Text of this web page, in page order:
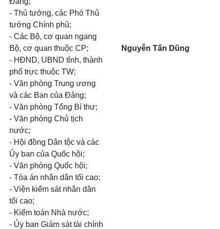
- Thủ tướng, các Phó Thủ
tướng Chính phủ;
- Các Bộ, cơ quan ngang
Bộ, cơ quan thuộc CP;
- HĐND, UBND tỉnh, thành
phố trực thuộc TW;
- Văn phòng Trung ương
và các Ban của Đảng;
- Văn phòng Tổng Bí thư;
- Văn phòng Chủ tịch
nước;
- Hội đồng Dân tộc và các
Ủy ban của Quốc hội;
- Văn phòng Quốc hội;
- Tòa án nhân dân tối cao;
- Viện kiểm sát nhân dân
tối cao;
- Kiểm toán Nhà nước;
- Ủy ban Giám sát tài chính
Nguyễn Tấn Dũng